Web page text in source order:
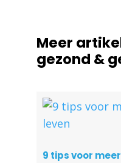
Meer
gezond &
9 tips voor